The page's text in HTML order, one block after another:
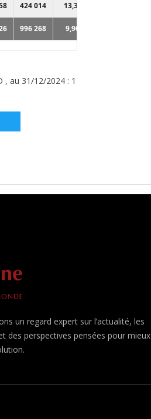
424 014 13,30%
996 268 9,90%
, au 31/12/2024 : 1
un regard expert sur l’actualité, les
des perspectives pensées pour mieux